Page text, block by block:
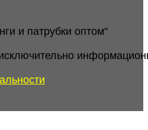
и патрубки оптом"